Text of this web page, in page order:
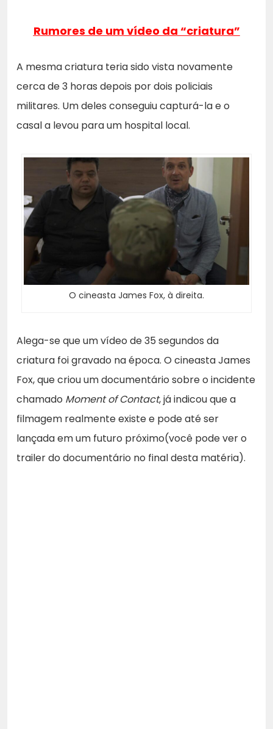
Rumores de um vídeo da “criatura”
A mesma criatura teria sido vista novamente
cerca de 3 horas depois por dois policiais
militares. Um deles conseguiu capturá-la e o
casal a levou para um hospital local.
O cineasta James Fox, à direita.
Alega-se que um vídeo de 35 segundos da
criatura foi gravado na época. O cineasta James
Fox, que criou um documentário sobre o incidente
chamado Moment of Contact, já indicou que a
filmagem realmente existe e pode até ser
lançada em um futuro próximo(você pode ver o
trailer do documentário no final desta matéria).